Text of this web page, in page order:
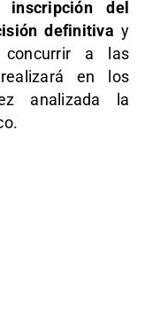
del
definitiva y
a las
en los
analizada la